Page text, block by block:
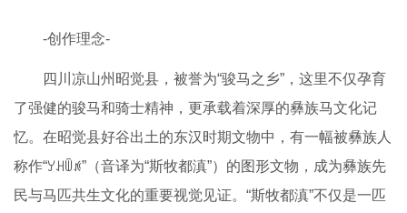
-创作理念-
四川凉山州昭觉县，被誉为“骏马之乡”，这里不仅孕育
了强健的骏马和骑士精神，更承载着深厚的彝族马文化记
忆。在昭觉县好谷出土的东汉时期文物中，有一幅被彝族人
称作“ꌦꃅꅏꄅ”（音译为“斯牧都滇”）的图形文物，成为彝族先
民与马匹共生文化的重要视觉见证。 “斯牧都滇”不仅是一匹